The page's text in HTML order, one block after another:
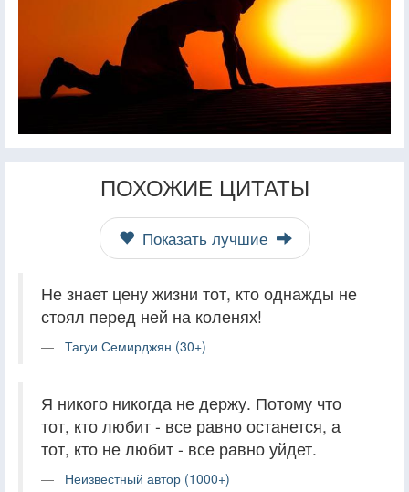
ПОХОЖИЕ ЦИТАТЫ
Показать лучшие
Не знает цену жизни тот, кто однажды не
стоял перед ней на коленях!
Тагуи Семирджян (30+)
Я никого никогда не держу. Потому что
тот, кто любит - все равно останется, а
тот, кто не любит - все равно уйдет.
Неизвестный автор (1000+)